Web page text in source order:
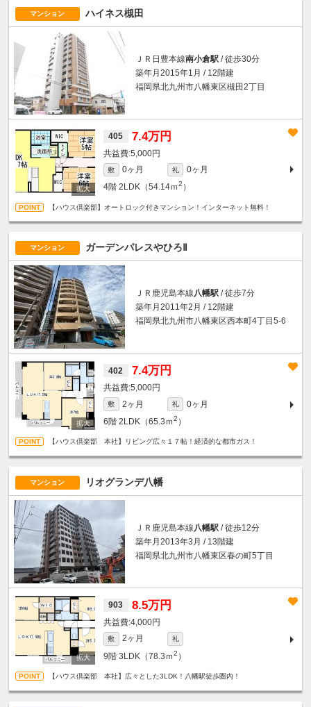
マンション ハイネス槻田
ＪＲ日豊本線南小倉駅 / 徒歩30分
築年月2015年1月 / 12階建
福岡県北九州市八幡東区槻田2丁目
405 7.4万円
5,000円
敷 0ヶ月 礼
0ヶ月
4階 2LDK（54.14ｍ2 ）
【ハウス倶楽部】オートロック付きマンション！インターネット無料！
マンション ガーデンパレスやひろⅡ
ＪＲ鹿児島本線八幡駅 / 徒歩7分
築年月2011年2月 / 12階建
福岡県北九州市八幡東区西本町4丁目5-6
402 7.4万円
5,000円
敷 2ヶ月 礼
0ヶ月
6階 2LDK（65.3ｍ2 ）
【ハウス倶楽部 本社】リビング広々１７帖！経済的な都市ガス！
マンション リオグランデ八幡
ＪＲ鹿児島本線八幡駅 / 徒歩12分
築年月2013年3月 / 13階建
福岡県北九州市八幡東区春の町5丁目
903 8.5万円
4,000円
敷 2ヶ月 礼
9階 3LDK（78.3ｍ2 ）
【ハウス倶楽部 本社】広々とした3LDK！八幡駅徒歩圏内！